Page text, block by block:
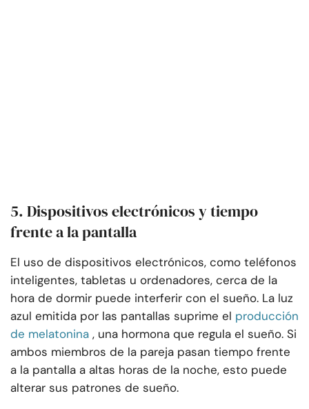
5. Dispositivos electrónicos y tiempo
frente a la pantalla
El uso de dispositivos electrónicos, como teléfonos
inteligentes, tabletas u ordenadores, cerca de la
hora de dormir puede interferir con el sueño. La luz
azul emitida por las pantallas suprime el producción
de melatonina , una hormona que regula el sueño. Si
ambos miembros de la pareja pasan tiempo frente
a la pantalla a altas horas de la noche, esto puede
alterar sus patrones de sueño.